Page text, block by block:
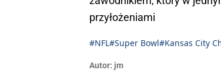
przyłożeniami
#NFL#Super Bowl#Kansas City
Autor: jm